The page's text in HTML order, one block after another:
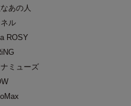
あの人
ル
ROSY
ミューズ